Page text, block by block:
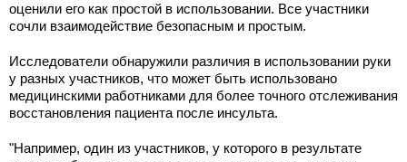
оценили его как простой в использовании. Все участники
сочли взаимодействие безопасным и простым.
Исследователи обнаружили различия в использовании руки
у разных участников, что может быть использовано
медицинскими работниками для более точного отслеживания
восстановления пациента после инсульта.
"Например, один из участников, у которого в результате